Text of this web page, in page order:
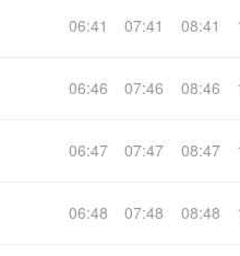
06:41 07:41 08:41
06:46 07:46 08:46
06:47 07:47 08:47
06:48 07:48 08:48